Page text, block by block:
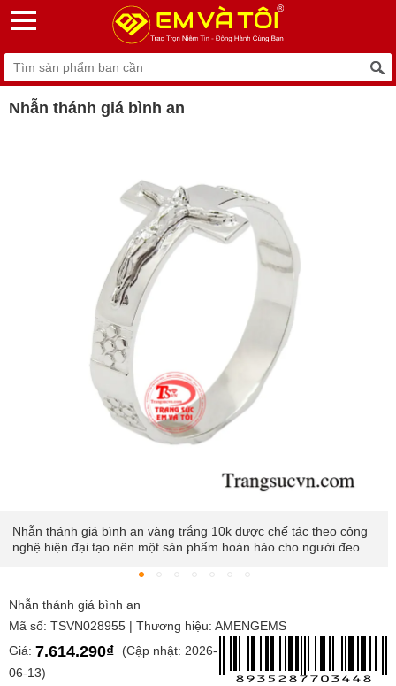
Nhẫn thánh giá bình an
Nhẫn thánh giá bình an vàng trắng 10k được chế tác theo công
nghệ hiện đại tạo nên một sản phẩm hoàn hảo cho người đeo
Nhẫn thánh giá bình an
Mã số: TSVN028955 | Thương hiệu: AMENGEMS
Giá: 7.614.290₫
(Cập nhật: 2026-
06-13)